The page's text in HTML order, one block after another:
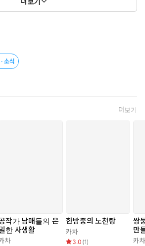
쪽쪽 빠는 라이언을 보며 엘리는 경악했다.
소식
더보기
작가 남매들의 은
한 사생활
차
한밤중의 노천탕
카차
3.0 (1)
쌍
만
카차